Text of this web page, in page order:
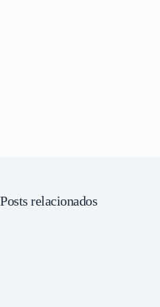
Posts relacionados